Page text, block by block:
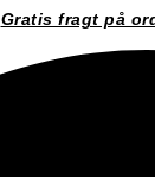
Gratis fragt på